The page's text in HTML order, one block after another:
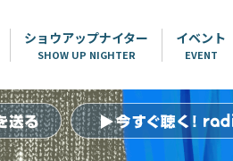
ショウアップナイター
SHOW UP NIGHTER
イベント
EVENT